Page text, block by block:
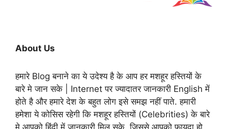
About Us
हमारे Blog बनाने का ये उदेश्य है के आप हर मशहूर हस्तियों के
बारे मे जान सके | Internet पर ज्यादातर जानकारी English में
होते है और हमारे देश के बहुत लोग इसे समझ नहीं पाते. हमारी
हमेशा ये कोसिस रहेगी कि मशहूर हस्तियों (Celebrities) के बारे